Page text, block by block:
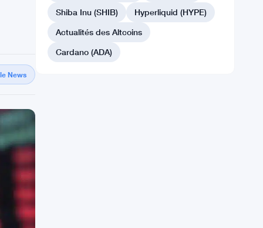
News
Shiba Inu (SHIB)
Hyperliquid (HYPE)
Actualités des Altcoins
Cardano (ADA)